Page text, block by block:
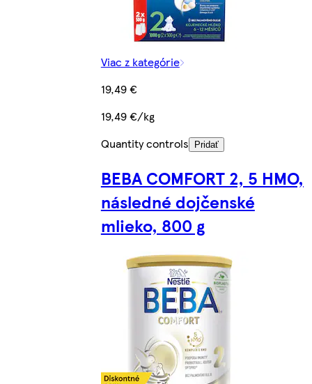
Viac z kategórie
19,49 €
19,49 €/kg
Quantity controls
Pridať
BEBA COMFORT 2, 5 HMO,
následné dojčenské
mlieko, 800 g